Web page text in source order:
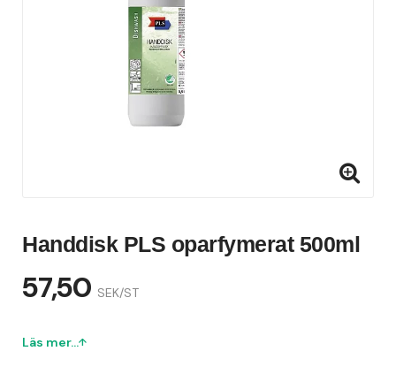
Handdisk PLS oparfymerat 500ml
57,50 SEK/ST
Läs mer...